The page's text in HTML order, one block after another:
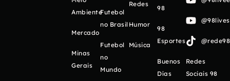
Ambiente
Mercado
Minas
Gerais
Futebol
no Brasil
Futebol
no
Mundo
Redes
Humor
Música
98
98
Esportes
Buenos
Días
Redes
Sociais 98